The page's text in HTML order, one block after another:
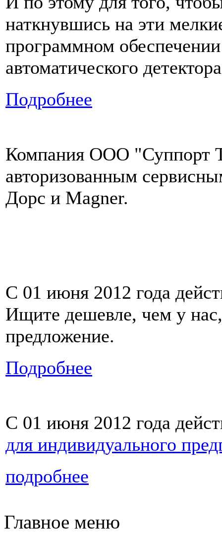
наткнувшись на эти
программном
автоматического
Подробнее
Компания ООО "Суппорт
авторизованным
Дорс и Magner.
С 01 июня 2012 года
Ищите дешевле, чем у
предложение.
Подробнее
С 01 июня 2012 года
для индивидуального
подробнее
Главное меню